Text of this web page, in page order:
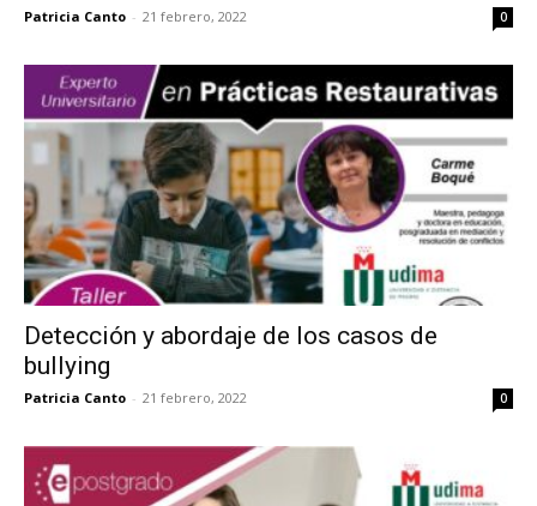
Patricia Canto - 21 febrero, 2022 0
Detección y abordaje de los casos de
bullying
Patricia Canto - 21 febrero, 2022 0